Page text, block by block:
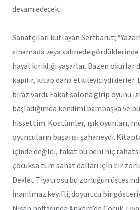
devam edecek.
Sanatçıları kutlayan Sertbarut;
sinemada veya sahnede
hayal kırıklığı yaşarlar. Bazen okurlar
kapılır, kitap daha etkileyiciydi derler.
biraz vardı. Fakat salona girip oyunu
başladığımda kendimi bambaşka ve
hissettim. Kostümler, ışık oyunları,
oyuncuların başarısı şahaneydi.
içinde değildi, fakat bu beni hiç
çocuksa tüm sanat dalları için bir
Devlet Tiyatrosu bu zorluğun
İnanılmaz keyifli, doyurucu bir